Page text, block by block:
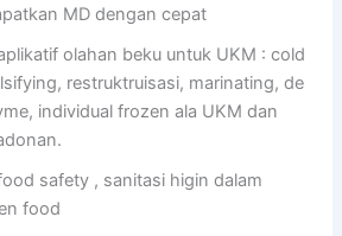
MD dengan cepat
olahan beku untuk UKM : cold
restruktruisasi, marinating, de
individual frozen ala UKM dan
safety , sanitasi higin dalam
food